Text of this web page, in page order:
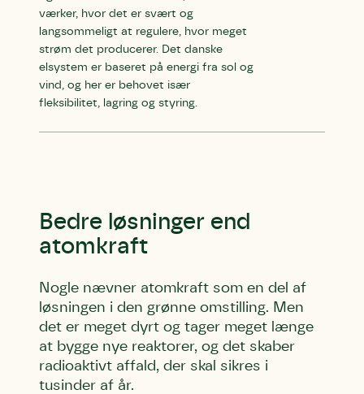
værker, hvor det er svært og
langsommeligt at regulere, hvor meget
strøm det producerer. Det danske
elsystem er baseret på energi fra sol og
vind, og her er behovet især
fleksibilitet, lagring og styring.
Bedre løsninger end
atomkraft
Nogle nævner atomkraft som en del af
løsningen i den grønne omstilling. Men
det er meget dyrt og tager meget længe
at bygge nye reaktorer, og det skaber
radioaktivt affald, der skal sikres i
tusinder af år.
Du skriver under på
Linie 1
Test
Hjørring
Email
Jeg kan til enhver tid tilbagekalde dette samtykke
ved at kontakte persondata@dn.dk
Du skriver under på
Første punkt
Endelig er kvashegnet også et godt
hjem for jordhumle, der nok er den
Email
Jeg kan til enhver tid tilbagekalde dette samtykke
ved at kontakte persondata@dn.dk
Du skriver under på
Storken tilbage til Kolding
Email
Jeg kan til enhver tid tilbagekalde dette samtykke
ved at kontakte persondata@dn.dk